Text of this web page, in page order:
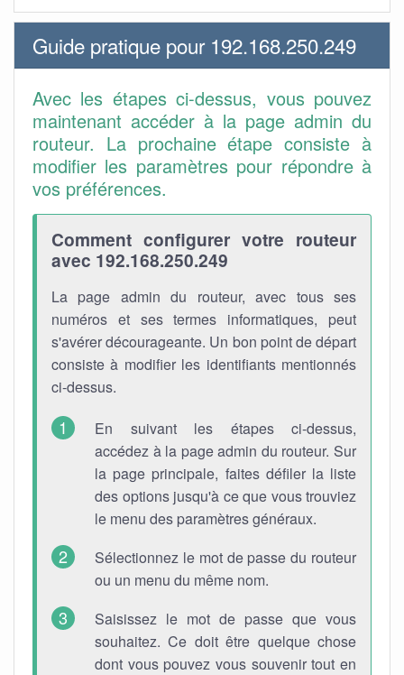
Guide pratique pour 192.168.250.249
Avec les étapes ci-dessus, vous pouvez
maintenant accéder à la page admin du
routeur. La prochaine étape consiste à
modifier les paramètres pour répondre à
vos préférences.
Comment configurer votre routeur
avec 192.168.250.249
La page admin du routeur, avec tous ses
numéros et ses termes informatiques, peut
s'avérer décourageante. Un bon point de départ
consiste à modifier les identifiants mentionnés
ci-dessus.
En suivant les étapes ci-dessus,
accédez à la page admin du routeur. Sur
la page principale, faites défiler la liste
des options jusqu'à ce que vous trouviez
le menu des paramètres généraux.
Sélectionnez le mot de passe du routeur
ou un menu du même nom.
Saisissez le mot de passe que vous
souhaitez. Ce doit être quelque chose
dont vous pouvez vous souvenir tout en